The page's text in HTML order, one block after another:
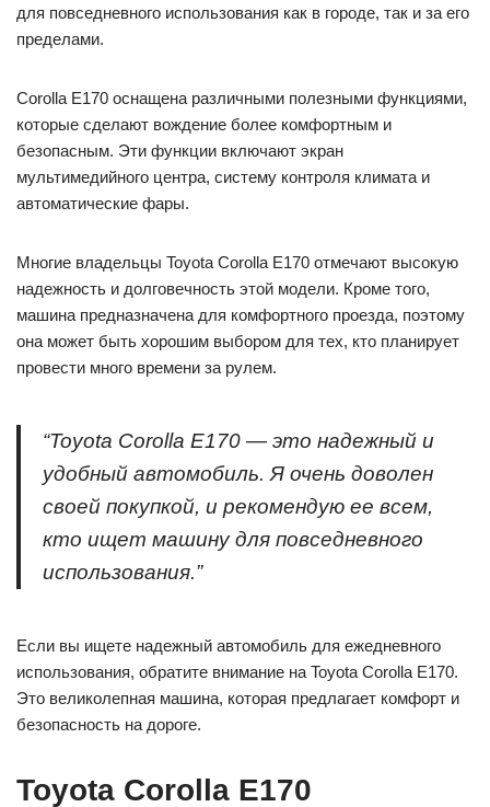
для повседневного использования как в городе, так и за его
пределами.
Corolla E170 оснащена различными полезными функциями,
которые сделают вождение более комфортным и
безопасным. Эти функции включают экран
мультимедийного центра, систему контроля климата и
автоматические фары.
Многие владельцы Toyota Corolla E170 отмечают высокую
надежность и долговечность этой модели. Кроме того,
машина предназначена для комфортного проезда, поэтому
она может быть хорошим выбором для тех, кто планирует
провести много времени за рулем.
“Toyota Corolla E170 — это надежный и
удобный автомобиль. Я очень доволен
своей покупкой, и рекомендую ее всем,
кто ищет машину для повседневного
использования.”
Если вы ищете надежный автомобиль для ежедневного
использования, обратите внимание на Toyota Corolla E170.
Это великолепная машина, которая предлагает комфорт и
безопасность на дороге.
Toyota Corolla E170